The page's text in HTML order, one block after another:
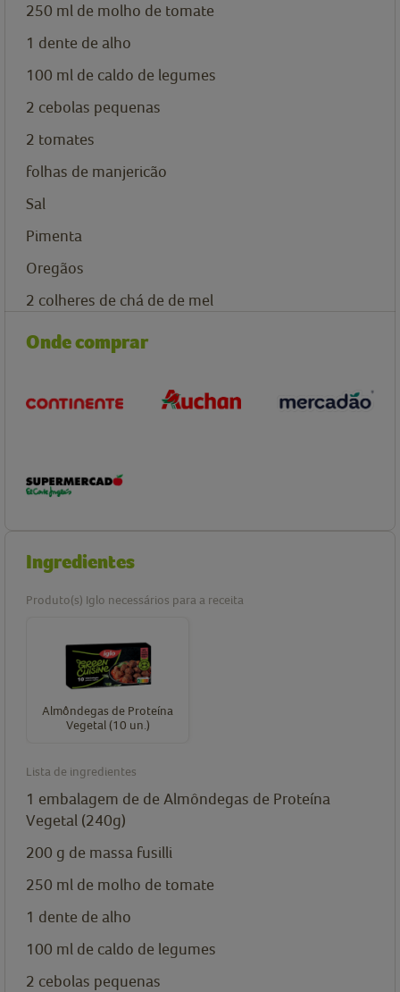
250 ml de molho de tomate
1 dente de alho
100 ml de caldo de legumes
2 cebolas pequenas
2 tomates
folhas de manjericão
Sal
Pimenta
Oregãos
2 colheres de chá de de mel
Onde comprar
Ingredientes
Produto(s) Iglo necessários para a receita
Almôndegas de Proteína
Vegetal (10 un.)
Lista de ingredientes
1 embalagem de de Almôndegas de Proteína
Vegetal (240g)
200 g de massa fusilli
250 ml de molho de tomate
1 dente de alho
100 ml de caldo de legumes
2 cebolas pequenas